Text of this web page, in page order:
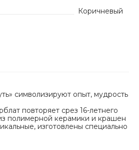
Коричневый
символизируют опыт, мудрость
повторяет срез 16-летнего
полимерной керамики и крашен
изготовлены специально